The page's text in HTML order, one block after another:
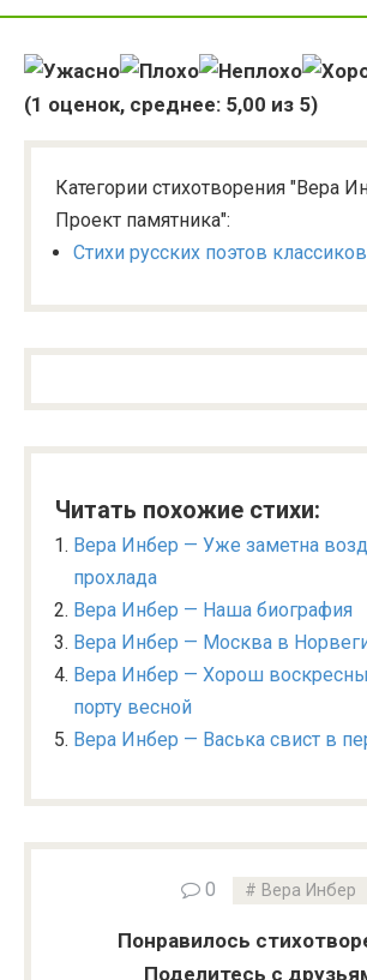
(1 оценок, среднее: 5,00 из 5)
Категории стихотворения "Вера
Проект памятника":
Стихи русских поэтов классиков
Читать похожие стихи:
Вера Инбер — Уже заметна
прохлада
Вера Инбер — Наша биография
Вера Инбер — Москва в
Вера Инбер — Хорош
порту весной
Вера Инбер — Васька свист в
0 Вера Инбер
Понравилось
Поделитесь с